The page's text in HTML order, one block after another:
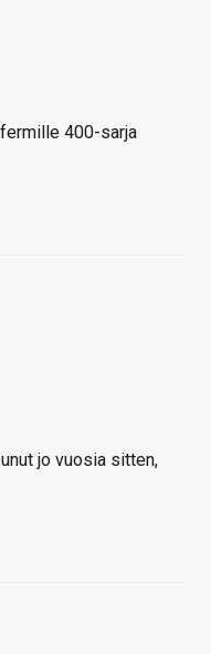
400-sarja
jo vuosia sitten,